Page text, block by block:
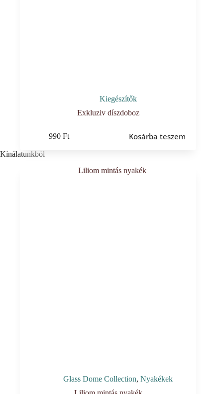
Kiegészítők
Exkluziv díszdoboz
990Ft Kosárba teszem
Kínálatunkból
Glass Dome Collection,Nyakékek